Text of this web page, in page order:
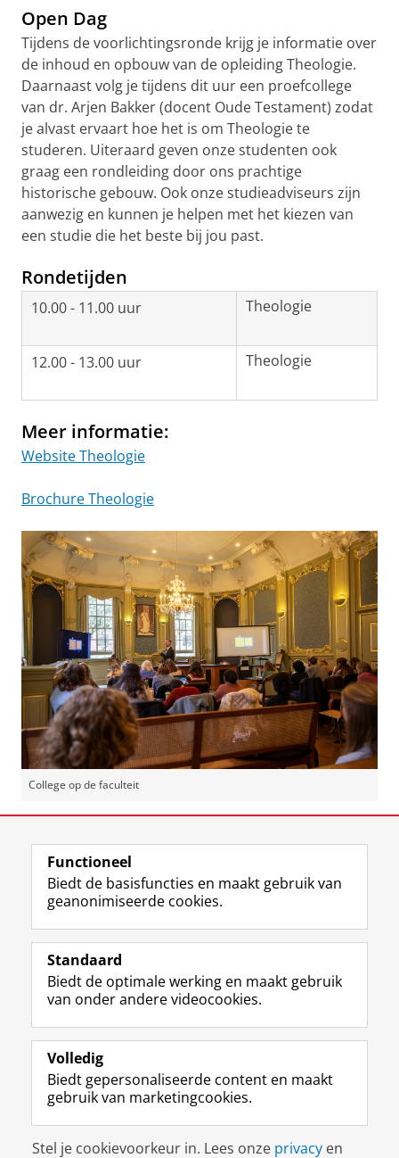
Open Dag
Tijdens de voorlichtingsronde krijg je informatie over
de inhoud en opbouw van de opleiding Theologie.
Daarnaast volg je tijdens dit uur een proefcollege
van dr. Arjen Bakker (docent Oude Testament) zodat
je alvast ervaart hoe het is om Theologie te
studeren. Uiteraard geven onze studenten ook
graag een rondleiding door ons prachtige
historische gebouw. Ook onze studieadviseurs zijn
aanwezig en kunnen je helpen met het kiezen van
een studie die het beste bij jou past.
Rondetijden
10.00 - 11.00 uur Theologie
12.00 - 13.00 uur Theologie
Meer informatie:
Website Theologie
Brochure Theologie
College op de faculteit
Volg de RUG
F
a
e
b
o
p
a
i
n
L
i
k
e
I
-
p
g
i
R
S
-
f
e
R
k
s
I
n
t
r
m
c
c
Y
o
T
e
k
a
a
Studiekiezers
Alumni
Over ons
Disclaimer & Copyright
Functioneel
Biedt de basisfuncties en maakt gebruik van
geanonimiseerde cookies.
Standaard
Biedt de optimale werking en maakt gebruik
van onder andere videocookies.
Volledig
Biedt gepersonaliseerde content en maakt
gebruik van marketingcookies.
Stel je cookievoorkeur in. Lees onze privacy en